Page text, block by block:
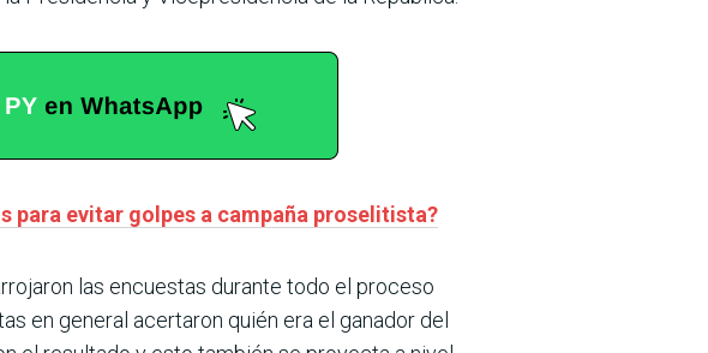
para evitar golpes a campaña proselitista?
las encuestas durante todo el proceso
en general acertaron quién era el ganador del